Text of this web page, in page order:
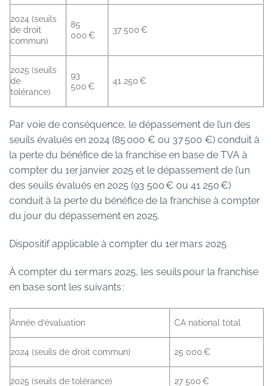
2024 (seuils
de droit
commun)
85
000 €
37 500 €
2025 (seuils
de
tolérance)
93
500 €
41 250 €
Par voie de conséquence, le dépassement de l’un des
seuils évalués en 2024 (85 000 € ou 37 500 €) conduit à
la perte du bénéfice de la franchise en base de TVA à
compter du 1er janvier 2025 et le dépassement de l’un
des seuils évalués en 2025 (93 500 € ou 41 250 €)
conduit à la perte du bénéfice de la franchise à compter
du jour du dépassement en 2025.
Dispositif applicable à compter du 1er mars 2025
À compter du 1er mars 2025, les seuils pour la franchise
en base sont les suivants :
Année d’évaluation CA national total
2024 (seuils de droit commun) 25 000 €
2025 (seuils de tolérance) 27 500 €